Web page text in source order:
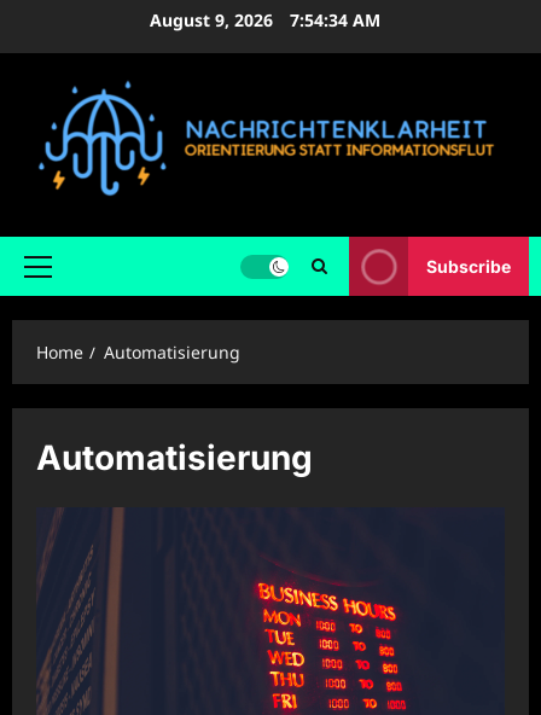
August 9, 2026 7:54:35 AM
Primary
Subscribe
Home Automatisierung
Automatisierung